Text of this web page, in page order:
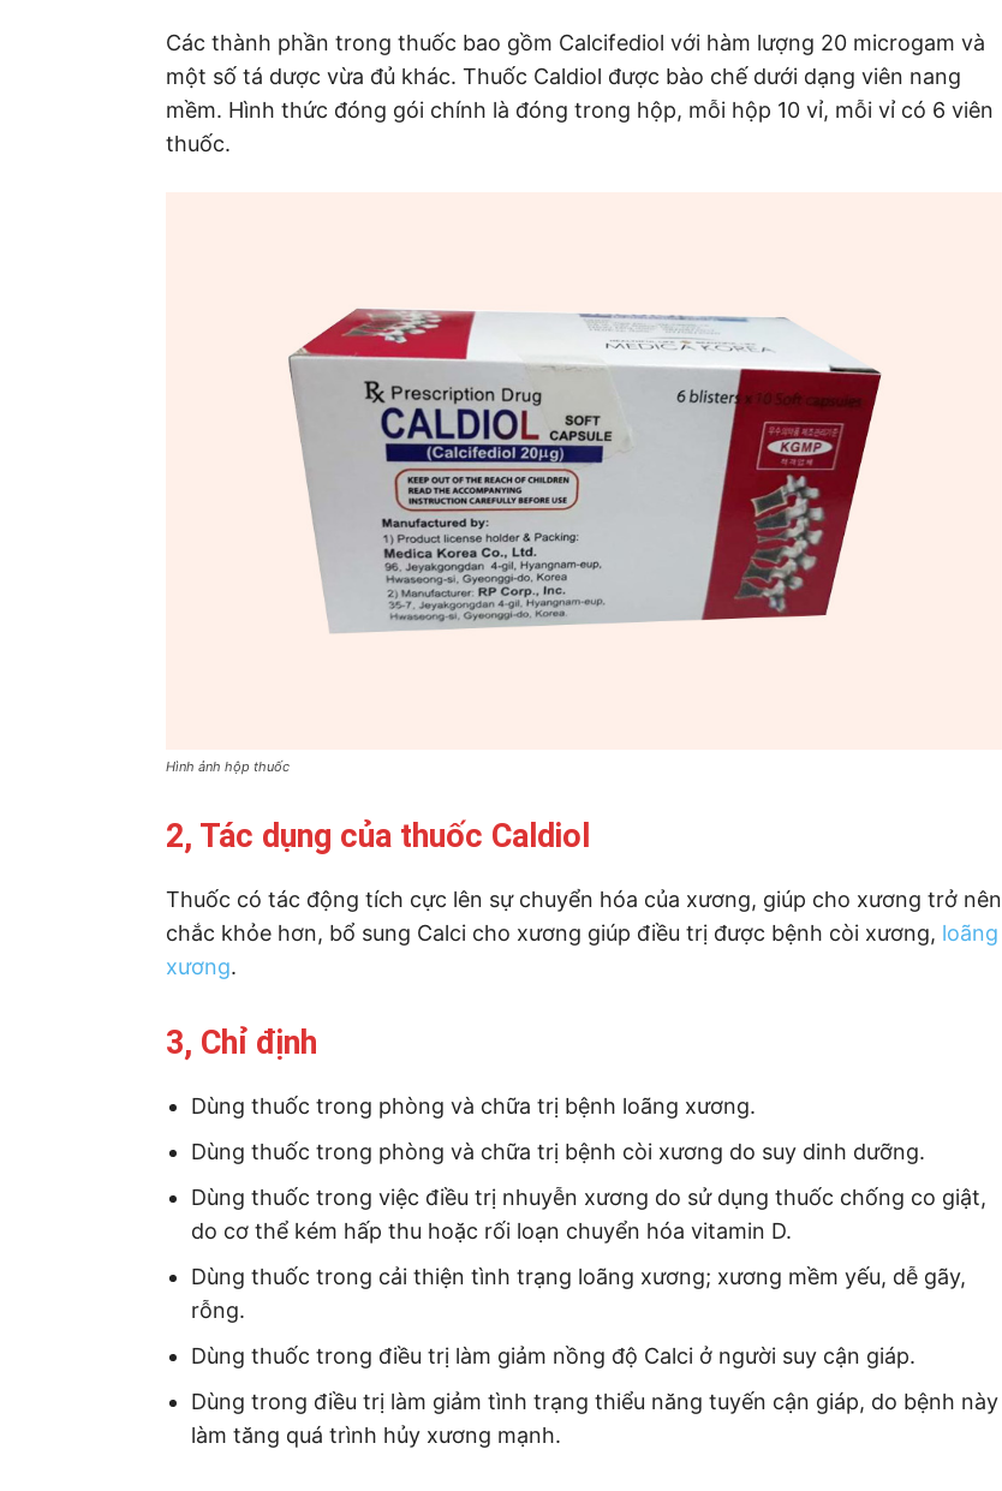
Các thành phần trong thuốc bao gồm Calcifediol với hàm lượng 20 microgam và
một số tá dược vừa đủ khác. Thuốc Caldiol được bào chế dưới dạng viên nang
mềm. Hình thức đóng gói chính là đóng trong hộp, mỗi hộp 10 vỉ, mỗi vỉ có 6 viên
thuốc.
Hình ảnh hộp thuốc
2, Tác dụng của thuốc Caldiol
Thuốc có tác động tích cực lên sự chuyển hóa của xương, giúp cho xương trở nên
chắc khỏe hơn, bổ sung Calci cho xương giúp điều trị được bệnh còi xương, loãng
xương.
3, Chỉ định
Dùng thuốc trong phòng và chữa trị bệnh loãng xương.
Dùng thuốc trong phòng và chữa trị bệnh còi xương do suy dinh dưỡng.
Dùng thuốc trong việc điều trị nhuyễn xương do sử dụng thuốc chống co giật,
do cơ thể kém hấp thu hoặc rối loạn chuyển hóa vitamin D.
Dùng thuốc trong cải thiện tình trạng loãng xương; xương mềm yếu, dễ gãy,
rỗng.
Dùng thuốc trong điều trị làm giảm nồng độ Calci ở người suy cận giáp.
Dùng trong điều trị làm giảm tình trạng thiểu năng tuyến cận giáp, do bệnh này
làm tăng quá trình hủy xương mạnh.